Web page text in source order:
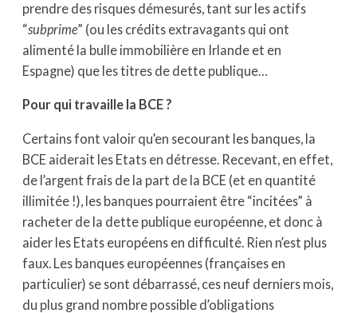
prendre des risques démesurés, tant sur les actifs
“subprime” (ou les crédits extravagants qui ont
alimenté la bulle immobilière en Irlande et en
Espagne) que les titres de dette publique…
Pour qui travaille la BCE ?
Certains font valoir qu’en secourant les banques, la
BCE aiderait les Etats en détresse. Recevant, en effet,
de l’argent frais de la part de la BCE (et en quantité
illimitée !), les banques pourraient être “incitées” à
racheter de la dette publique européenne, et donc à
aider les Etats européens en difficulté. Rien n’est plus
faux. Les banques européennes (françaises en
particulier) se sont débarrassé, ces neuf derniers mois,
du plus grand nombre possible d’obligations